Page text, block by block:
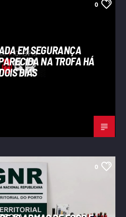
0
EM SEGURANÇA
NA TROFA HÁ
DIAS
0